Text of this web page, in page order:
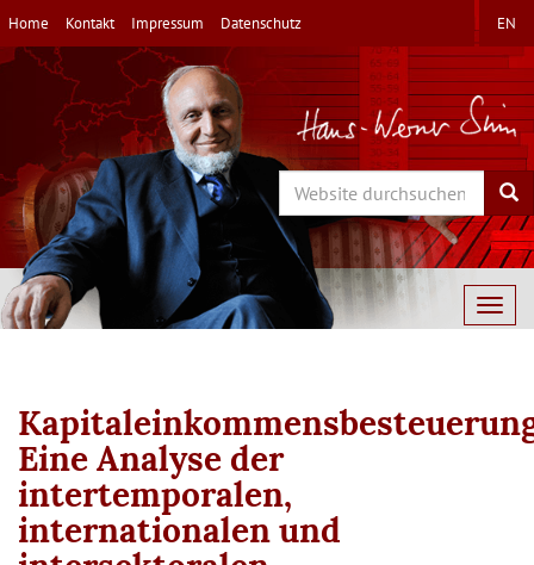
Direkt
zum
Inhalt
Home Kontakt Impressum Datenschutz EN
Search
Eine Analyse der
intertemporalen,
internationalen und